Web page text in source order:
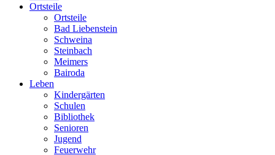
Ortsteile
Ortsteile
Bad Liebenstein
Schweina
Steinbach
Meimers
Bairoda
Leben
Kindergärten
Schulen
Bibliothek
Senioren
Jugend
Feuerwehr